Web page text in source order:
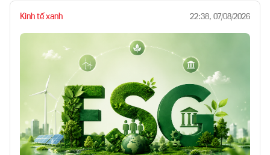
Kinh tế xanh 22:38, 07/08/2026